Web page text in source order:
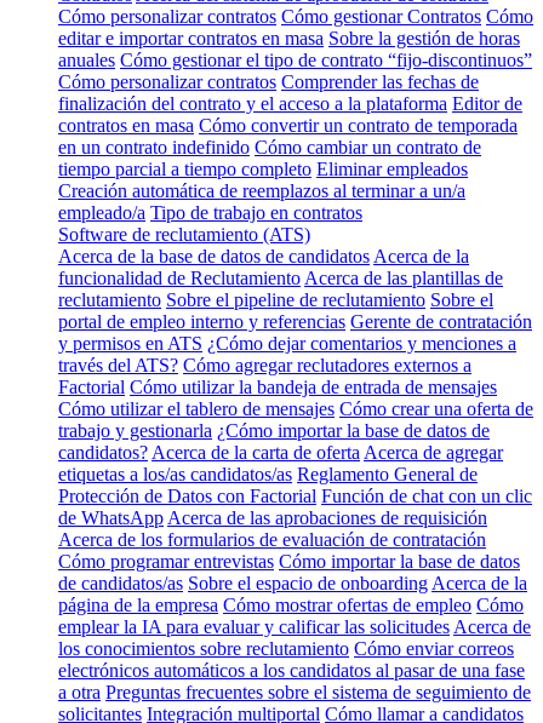
Cómo personalizar contratos Cómo gestionar Contratos Cómo
editar e importar contratos en masa Sobre la gestión de horas
anuales Cómo gestionar el tipo de contrato “fijo-discontinuos”
Cómo personalizar contratos Comprender las fechas de
finalización del contrato y el acceso a la plataforma Editor de
contratos en masa Cómo convertir un contrato de temporada
en un contrato indefinido Cómo cambiar un contrato de
tiempo parcial a tiempo completo Eliminar empleados
Creación automática de reemplazos al terminar a un/a
empleado/a Tipo de trabajo en contratos
Software de reclutamiento (ATS)
Acerca de la base de datos de candidatos Acerca de la
funcionalidad de Reclutamiento Acerca de las plantillas de
reclutamiento Sobre el pipeline de reclutamiento Sobre el
portal de empleo interno y referencias Gerente de contratación
y permisos en ATS ¿Cómo dejar comentarios y menciones a
través del ATS? Cómo agregar reclutadores externos a
Factorial Cómo utilizar la bandeja de entrada de mensajes
Cómo utilizar el tablero de mensajes Cómo crear una oferta de
trabajo y gestionarla ¿Cómo importar la base de datos de
candidatos? Acerca de la carta de oferta Acerca de agregar
etiquetas a los/as candidatos/as Reglamento General de
Protección de Datos con Factorial Función de chat con un clic
de WhatsApp Acerca de las aprobaciones de requisición
Acerca de los formularios de evaluación de contratación
Cómo programar entrevistas Cómo importar la base de datos
de candidatos/as Sobre el espacio de onboarding Acerca de la
página de la empresa Cómo mostrar ofertas de empleo Cómo
emplear la IA para evaluar y calificar las solicitudes Acerca de
los conocimientos sobre reclutamiento Cómo enviar correos
electrónicos automáticos a los candidatos al pasar de una fase
a otra Preguntas frecuentes sobre el sistema de seguimiento de
solicitantes Integración multiportal Cómo llamar a candidatos